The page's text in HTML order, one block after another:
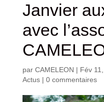
Janvier
avec
par CAMELEON | Fév
Actus| 0 commentaires